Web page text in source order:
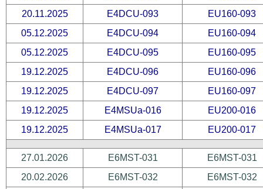
20.11.2025
E4DCU-093
EU160-093
05.12.2025
E4DCU-094
EU160-094
05.12.2025
E4DCU-095
EU160-095
19.12.2025
E4DCU-096
EU160-096
19.12.2025
E4DCU-097
EU160-097
19.12.2025
E4MSUa-016
EU200-016
19.12.2025
E4MSUa-017 EU200-017
27.01.2026 E6MST-031
E6MST-031
20.02.2026
E6MST-032
E6MST-032